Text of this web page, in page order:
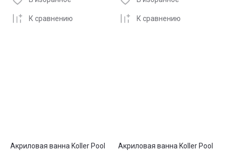
К сравнению К сравнению
Акриловая ванна Koller Pool
Акриловая ванна Koller Pool